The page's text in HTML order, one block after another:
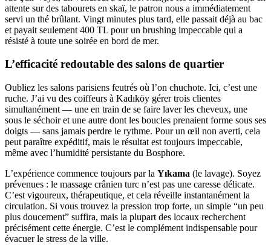
attente sur des tabourets en skaï, le patron nous a immédiatement
servi un thé brûlant. Vingt minutes plus tard, elle passait déjà au bac
et payait seulement 400 TL pour un brushing impeccable qui a
résisté à toute une soirée en bord de mer.
L’efficacité redoutable des salons de quartier
Oubliez les salons parisiens feutrés où l’on chuchote. Ici, c’est une
ruche. J’ai vu des coiffeurs à Kadıköy gérer trois clientes
simultanément — une en train de se faire laver les cheveux, une
sous le séchoir et une autre dont les boucles prenaient forme sous ses
doigts — sans jamais perdre le rythme. Pour un œil non averti, cela
peut paraître expéditif, mais le résultat est toujours impeccable,
même avec l’humidité persistante du Bosphore.
L’expérience commence toujours par la Yıkama (le lavage). Soyez
prévenues : le massage crânien turc n’est pas une caresse délicate.
C’est vigoureux, thérapeutique, et cela réveille instantanément la
circulation. Si vous trouvez la pression trop forte, un simple “un peu
plus doucement” suffira, mais la plupart des locaux recherchent
précisément cette énergie. C’est le complément indispensable pour
évacuer le stress de la ville.